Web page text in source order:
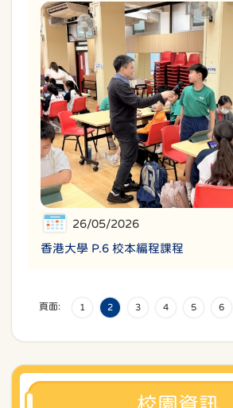
26/05/2026
香港大學 P.6 校本編程課程
頁面: 1 2 3 4 5 6